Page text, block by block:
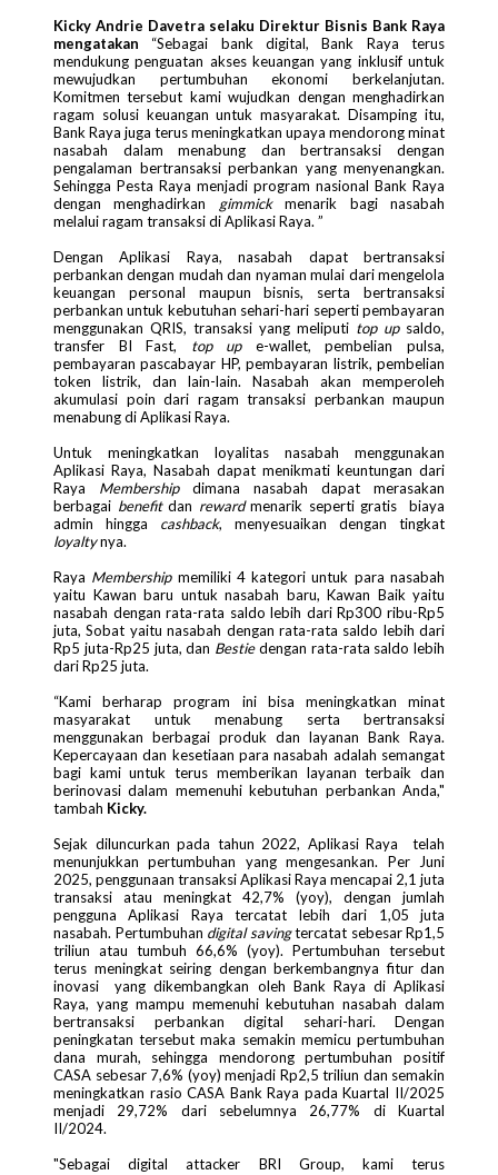
Kicky Andrie Davetra selaku Direktur Bisnis Bank Raya
mengatakan “Sebagai bank digital, Bank Raya terus
mendukung penguatan akses keuangan yang inklusif untuk
mewujudkan pertumbuhan ekonomi berkelanjutan.
Komitmen tersebut kami wujudkan dengan menghadirkan
ragam solusi keuangan untuk masyarakat. Disamping itu,
Bank Raya juga terus meningkatkan upaya mendorong minat
nasabah dalam menabung dan bertransaksi dengan
pengalaman bertransaksi perbankan yang menyenangkan.
Sehingga Pesta Raya menjadi program nasional Bank Raya
dengan menghadirkan gimmickmenarik bagi nasabah
melalui ragam transaksi di Aplikasi Raya. ”
Dengan Aplikasi Raya, nasabah dapat bertransaksi
perbankan dengan mudah dan nyaman mulai dari mengelola
keuangan personal maupun bisnis, serta bertransaksi
perbankan untuk kebutuhan sehari-hari seperti pembayaran
menggunakan QRIS, transaksi yang meliputi top upsaldo,
transfer BI Fast, top upe-wallet, pembelian pulsa,
pembayaran pascabayar HP, pembayaran listrik, pembelian
token listrik, dan lain-lain. Nasabah akan memperoleh
akumulasi poin dari ragam transaksi perbankan maupun
menabung di Aplikasi Raya.
Untuk meningkatkan loyalitas nasabah menggunakan
Aplikasi Raya, Nasabah dapat menikmati keuntungan dari
Raya Membershipdimana nasabah dapat merasakan
berbagai benefitdan rewardmenarik seperti gratis biaya
admin hingga cashback, menyesuaikan dengan tingkat
loyaltynya.
Raya Membershipmemiliki 4 kategori untuk para nasabah
yaitu Kawan baru untuk nasabah baru, Kawan Baik yaitu
nasabah dengan rata-rata saldo lebih dari Rp300 ribu-Rp5
juta, Sobat yaitu nasabah dengan rata-rata saldo lebih dari
Rp5 juta-Rp25 juta, dan Bestiedengan rata-rata saldo lebih
dari Rp25 juta.
“Kami berharap program ini bisa meningkatkan minat
masyarakat untuk menabung serta bertransaksi
menggunakan berbagai produk dan layanan Bank Raya.
Kepercayaan dan kesetiaan para nasabah adalah semangat
bagi kami untuk terus memberikan layanan terbaik dan
berinovasi dalam memenuhi kebutuhan perbankan Anda,"
tambah Kicky.
Sejak diluncurkan pada tahun 2022, Aplikasi Raya telah
menunjukkan pertumbuhan yang mengesankan. Per Juni
2025, penggunaan transaksi Aplikasi Raya mencapai 2,1 juta
transaksi atau meningkat 42,7% (yoy), dengan jumlah
pengguna Aplikasi Raya tercatat lebih dari 1,05 juta
nasabah. Pertumbuhan digital savingtercatat sebesar Rp1,5
triliun atau tumbuh 66,6% (yoy). Pertumbuhan tersebut
terus meningkat seiring dengan berkembangnya fitur dan
inovasi yang dikembangkan oleh Bank Raya di Aplikasi
Raya, yang mampu memenuhi kebutuhan nasabah dalam
bertransaksi perbankan digital sehari-hari. Dengan
peningkatan tersebut maka semakin memicu pertumbuhan
dana murah, sehingga mendorong pertumbuhan positif
CASA sebesar 7,6% (yoy) menjadi Rp2,5 triliun dan semakin
meningkatkan rasio CASA Bank Raya pada Kuartal II/2025
menjadi 29,72% dari sebelumnya 26,77% di Kuartal
II/2024.
"Sebagai digital attacker BRI Group, kami terus